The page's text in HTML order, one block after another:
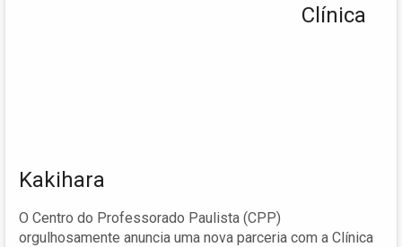
Clínica
Kakihara
O Centro do Professorado Paulista (CPP)
orgulhosamente anuncia uma nova parceria com a Clínica